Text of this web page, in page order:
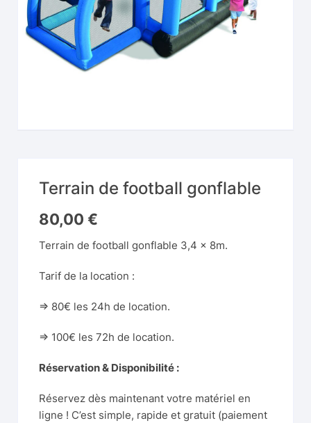
Terrain de football gonflable
80,00 €
Terrain de football gonflable 3,4 x 8m.
Tarif de la location :
=> 80€ les 24h de location.
=> 100€ les 72h de location.
Réservation & Disponibilité :
Réservez dès maintenant votre matériel en
ligne ! C’est simple, rapide et gratuit (paiement